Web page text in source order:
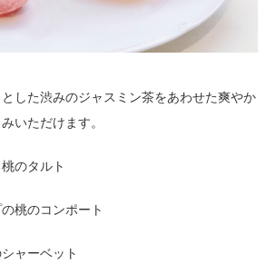
した渋みのジャスミン茶をあわせた爽やか
いただけます。
のタルト
桃のコンポート
ャーベット